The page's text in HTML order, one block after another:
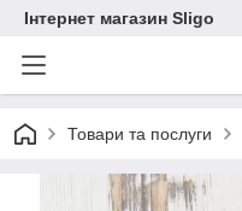
Інтернет магазин Sligo
Товари та послуги